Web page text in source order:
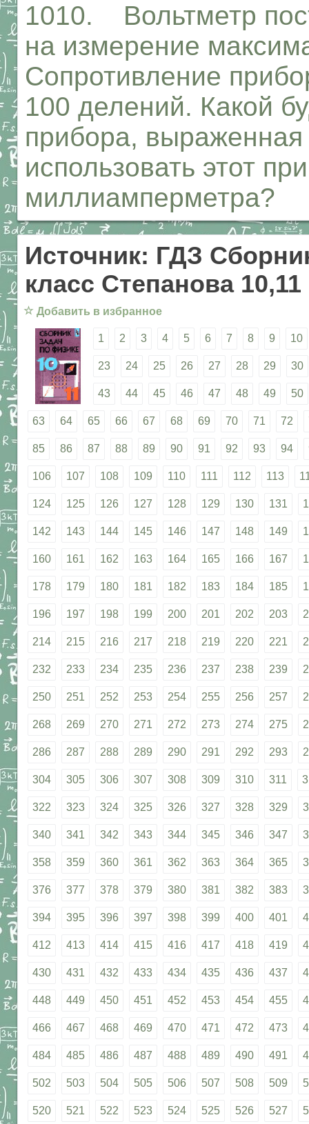
1010. Вольтметр
на измерение
Сопротивление
100 делений. Какой
прибора,
использовать этот
миллиамперметра?
Источник: ГДЗ
класс Степанова 10,11
☆ Добавить в избранное
1 2 3 4 5 6 7 8 9 10
23 24 25 26 27 28 29 30
43 44 45 46 47 48 49 50
63 64 65 66 67 68 69 70 71 72
85 86 87 88 89 90 91 92 93 94
106 107 108 109 110 111 112 113
124 125 126 127 128 129 130 131
142 143 144 145 146 147 148 149
160 161 162 163 164 165 166 167
178 179 180 181 182 183 184 185
196 197 198 199 200 201 202 203
214 215 216 217 218 219 220 221
232 233 234 235 236 237 238 239
250 251 252 253 254 255 256 257
268 269 270 271 272 273 274 275
286 287 288 289 290 291 292 293
304 305 306 307 308 309 310 311
322 323 324 325 326 327 328 329
340 341 342 343 344 345 346 347
358 359 360 361 362 363 364 365
376 377 378 379 380 381 382 383
394 395 396 397 398 399 400 401
412 413 414 415 416 417 418 419
430 431 432 433 434 435 436 437
448 449 450 451 452 453 454 455
466 467 468 469 470 471 472 473
484 485 486 487 488 489 490 491
502 503 504 505 506 507 508 509
520 521 522 523 524 525 526 527